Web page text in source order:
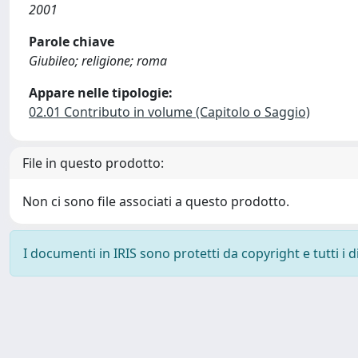
2001
Parole chiave
Giubileo; religione; roma
Appare nelle tipologie:
02.01 Contributo in volume (Capitolo o Saggio)
File in questo prodotto:
Non ci sono file associati a questo prodotto.
I documenti in IRIS sono protetti da copyright e tutti i